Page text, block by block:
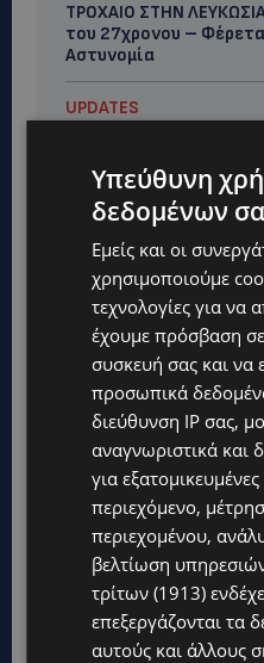
ΤΡΟΧΑΙΟ ΣΤΗΝ
του 27χρονου –
Αστυνομία
UPDATES
UPDATES
VIRAL: Κοράκι πήρε
απρόσμενη επίθεση
Υπεύθυνη
δεδομένων
Εμείς και οι
χρησιμοποιούμε
τεχνολογίες για να
έχουμε πρόσβαση
συσκευή σας και να
προσωπικά
διεύθυνση IP σας,
αναγνωριστικά και
για
περιεχόμενο,
περιεχομένου,
βελτίωση
τρίτων (1913)
επεξεργάζονται τα
αυτούς και άλλους